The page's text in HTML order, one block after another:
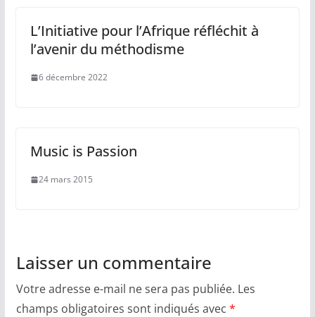
L’Initiative pour l’Afrique réfléchit à
l’avenir du méthodisme
6 décembre 2022
Music is Passion
24 mars 2015
Laisser un commentaire
Votre adresse e-mail ne sera pas publiée. Les
champs obligatoires sont indiqués avec *